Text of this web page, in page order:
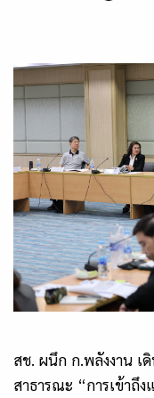
สช. ผนึก ก.พลังงาน เ
สาธารณะ “การเข้าถึ